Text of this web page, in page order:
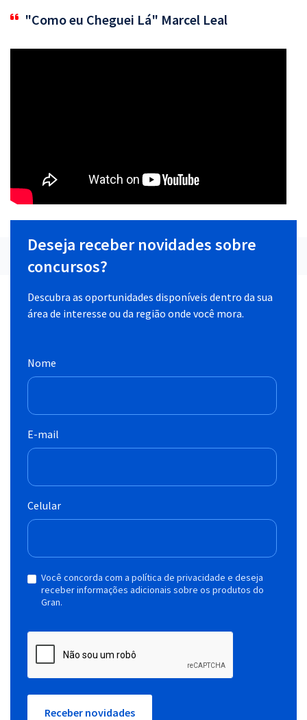
"Como eu Cheguei Lá" Marcel Leal
Deseja receber novidades sobre
concursos?
Descubra as oportunidades disponíveis dentro da sua
área de interesse ou da região onde você mora.
Nome
E-mail
Celular
Você concorda com a política de privacidade e deseja
receber informações adicionais sobre os produtos do
Gran.
Receber novidades